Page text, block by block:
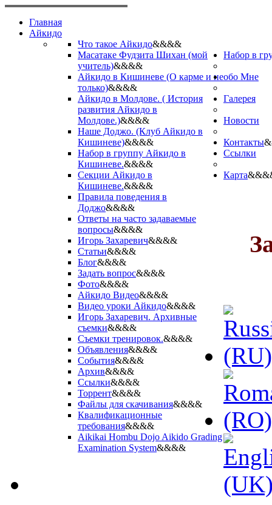
Главная
Айкидо
Что такое Айкидо&&&&
Масатаке Фудзита Шихан (мой
учитель)&&&&
Айкидо в Кишиневе (О карме и не
только)&&&&
Айкидо в Молдове. ( История
развития Айкидо в
Молдове.)&&&&
Наше Доджо. (Клуб Айкидо в
Кишиневе)&&&&
Набор в
Набор в группу Айкидо в
Кишиневе.&&&&
Секции Айкидо в
Кишиневе.&&&&
Правила поведения в
Доджо&&&&
Ответы на часто задаваемые
вопросы&&&&
обо Мне
Игорь Захаревич&&&&
Статьи&&&&
Блог&&&&
Задать вопрос&&&&
Галерея
Фото&&&&
Айкидо Видео&&&&
Видео уроки Айкидо&&&&
Игорь Захаревич. Архивные
съемки&&&&
Съемки тренировок.&&&&
Новости
Объявления&&&&
События&&&&
Архив&&&&
Контакты
Ссылки
Ссылки&&&&
Торрент&&&&
Файлы для скачивания&&&&
Квалификационные
требования&&&&
Aikikai Hombu Dojo Aikido Grading
Examination System&&&&
Карта